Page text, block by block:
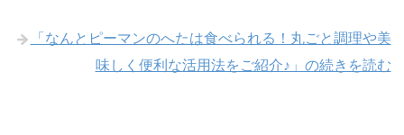
「なんとピーマンのへたは食べられる！丸ごと調理や美
味しく便利な活用法をご紹介♪」の続きを読む